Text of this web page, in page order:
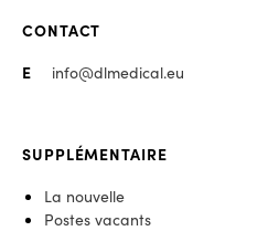
CONTACT
E
info@dlmedical.eu
SUPPLÉMENTAIRE
La nouvelle
Postes vacants